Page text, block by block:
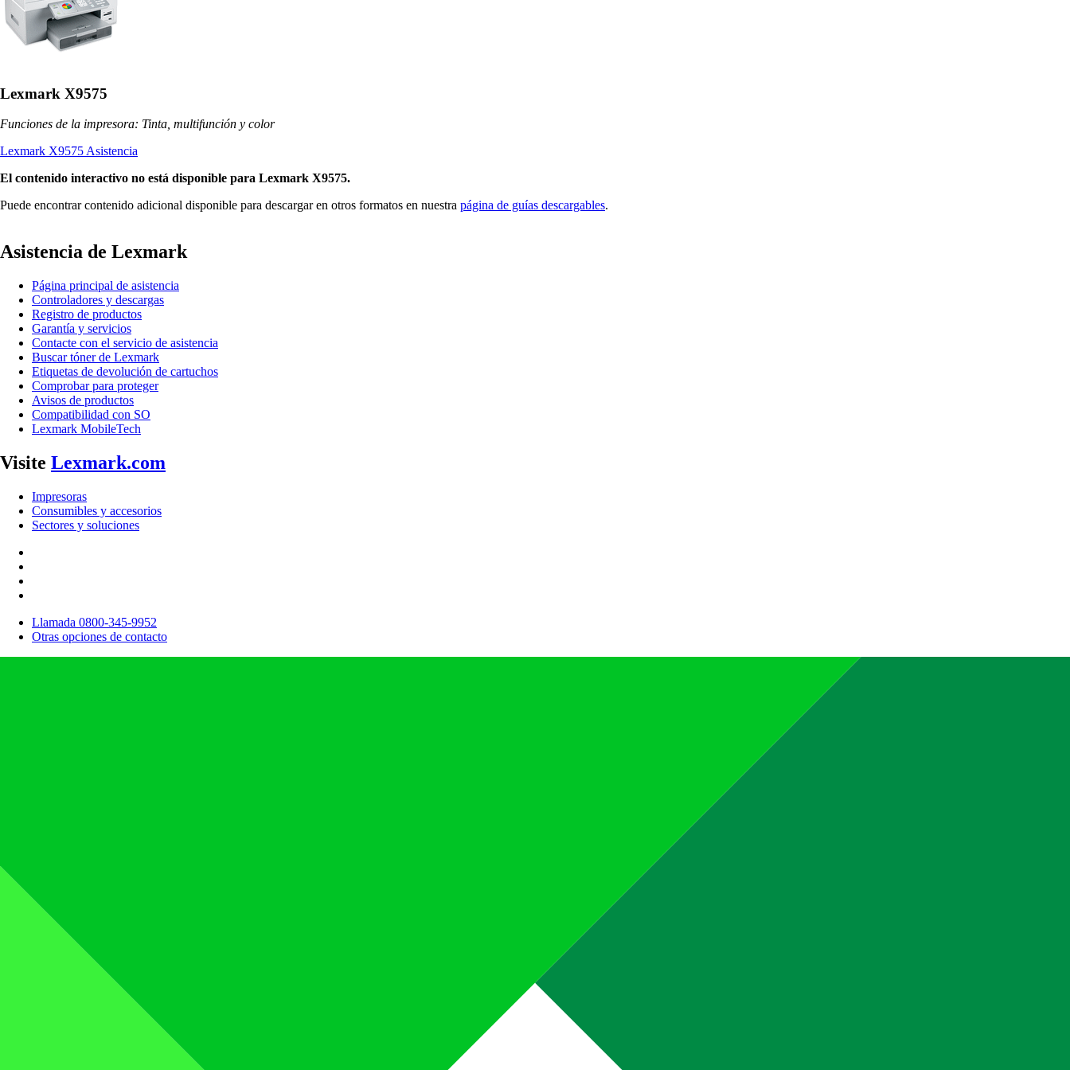
Lexmark X9575
Funciones de la impresora: Tinta, multifunción y color
Lexmark X9575 Asistencia
El contenido interactivo no está disponible para Lexmark X9575.
Puede encontrar contenido adicional disponible para descargar en otros formatos en nuestra página de guías descargables.
Asistencia de Lexmark
Página principal de asistencia
Controladores y descargas
Registro de productos
Garantía y servicios
Contacte con el servicio de asistencia
Buscar tóner de Lexmark
Etiquetas de devolución de cartuchos
Comprobar para proteger
Avisos de productos
Compatibilidad con SO
Lexmark MobileTech
Visite Lexmark.com
Impresoras
Consumibles y accesorios
Sectores y soluciones
Llamada 0800-345-9952
Otras opciones de contacto